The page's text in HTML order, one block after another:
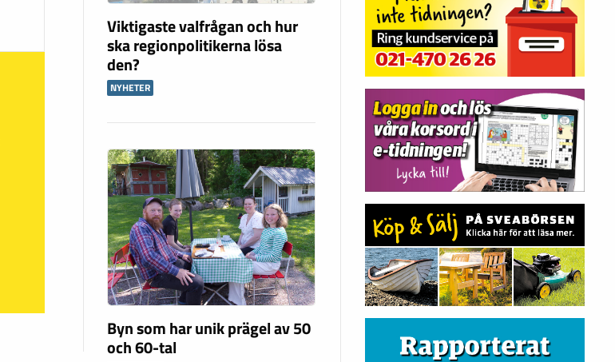
Viktigaste valfrågan och hur
ska regionpolitikerna lösa
den?
NYHETER
Byn som har unik prägel av 50
och 60-tal